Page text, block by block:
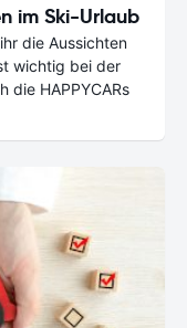
im Ski-Urlaub
die Aussichten
wichtig bei der
die HAPPYCARs